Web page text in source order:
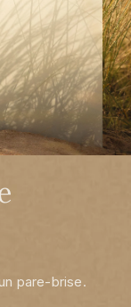
pare-brise.